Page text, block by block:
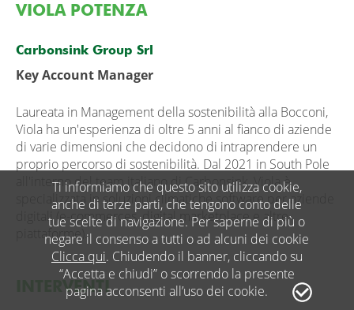
VIOLA POTENZA
Carbonsink Group Srl
Key Account Manager
Laureata in Management della sostenibilità alla Bocconi,
Viola ha un'esperienza di oltre 5 anni al fianco di aziende
di varie dimensioni che decidono di intraprendere un
proprio percorso di sostenibilità. Dal 2021 in South Pole
all'interno del team italiano di Carbonsink, Viola è
specializzata in soluzioni climatiche software per aziende
digitali (e-commerces, digital marketplace e altre
piattaforme).
INTERVENTI
Ti informiamo che questo sito utilizza cookie,
anche di terze parti, che tengono conto delle
tue scelte di navigazione. Per saperne di più o
negare il consenso a tutti o ad alcuni dei cookie
Clicca qui. Chiudendo il banner, cliccando su
“Accetta e chiudi” o scorrendo la presente
pagina acconsenti all’uso dei cookie.